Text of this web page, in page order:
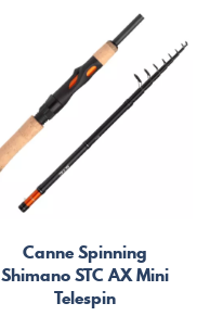
Canne Spinning
Shimano STC AX Mini
Telespin